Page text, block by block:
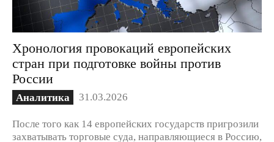
Хронология провокаций европейских
стран при подготовке войны против
России
Аналитика 31.03.2026
После того как 14 европейских государств пригрозили
захватывать торговые суда, направляющиеся в Россию,